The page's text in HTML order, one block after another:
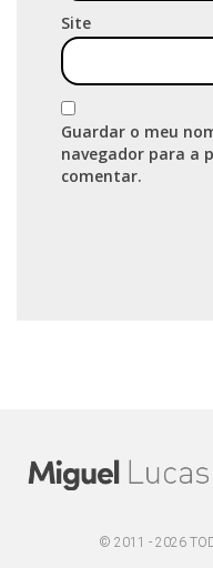
Site
Guardar o meu
navegador para a
comentar.
© 2011 - 2026